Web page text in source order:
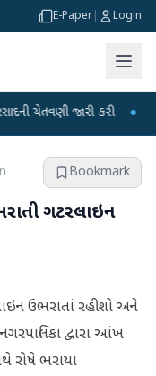
E-Paper Login
જારી કરી ●
Bookmark
ગટરલાઇન
ઉભરાતાં રહીશો અને
દ્વારા આંખ
રોષે ભરાયા